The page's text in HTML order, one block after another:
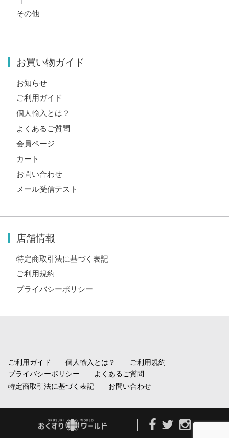
その他
お買い物ガイド
お知らせ
ご利用ガイド
個人輸入とは？
よくあるご質問
会員ページ
カート
お問い合わせ
メール受信テスト
店舗情報
特定商取引法に基づく表記
ご利用規約
プライバシーポリシー
ご利用ガイド 個人輸入とは？
ご利用規約
プライバシーポリシー
よくあるご質問
特定商取引法に基づく表記
お問い合わせ